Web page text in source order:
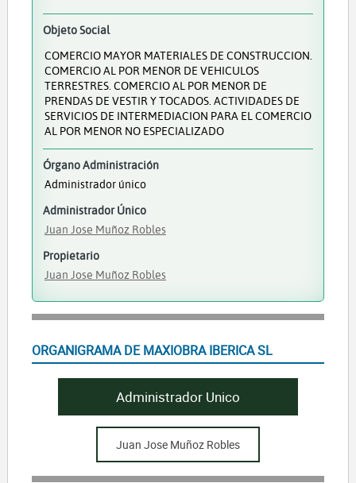
Objeto Social
COMERCIO MAYOR MATERIALES DE CONSTRUCCION.
COMERCIO AL POR MENOR DE VEHICULOS
TERRESTRES. COMERCIO AL POR MENOR DE
PRENDAS DE VESTIR Y TOCADOS. ACTIVIDADES DE
SERVICIOS DE INTERMEDIACION PARA EL COMERCIO
AL POR MENOR NO ESPECIALIZADO
Órgano Administración
Administrador único
Administrador Único
Juan Jose Muñoz Robles
Propietario
Juan Jose Muñoz Robles
ORGANIGRAMA DE MAXIOBRA IBERICA SL
Administrador Unico
Juan Jose Muñoz Robles